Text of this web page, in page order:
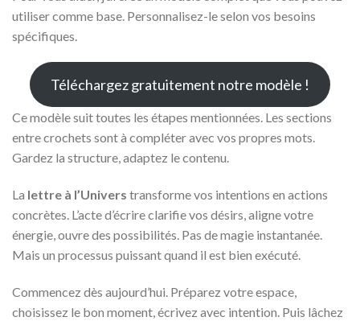
utiliser comme base. Personnalisez-le selon vos besoins
spécifiques.
Téléchargez gratuitement notre modèle !
Ce modèle suit toutes les étapes mentionnées. Les sections
entre crochets sont à compléter avec vos propres mots.
Gardez la structure, adaptez le contenu.
La lettre à l’Univers transforme vos intentions en actions
concrètes. L’acte d’écrire clarifie vos désirs, aligne votre
énergie, ouvre des possibilités. Pas de magie instantanée.
Mais un processus puissant quand il est bien exécuté.
Commencez dès aujourd’hui. Préparez votre espace,
choisissez le bon moment, écrivez avec intention. Puis lâchez